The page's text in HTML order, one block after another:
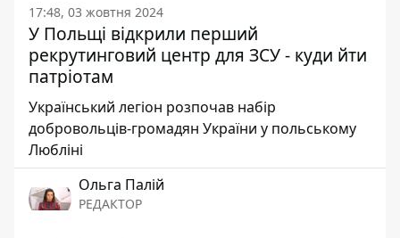
17:48, 03 жовтня 2024
У Польщі відкрили перший
рекрутинговий центр для ЗСУ - куди йти
патріотам
Український легіон розпочав набір
добровольців-громадян України у польському
Любліні
Ольга Палій
РЕДАКТОР